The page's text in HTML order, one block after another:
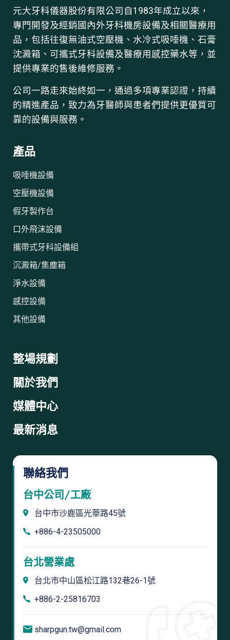
元大牙科儀器股份有限公司自1983年成立以來，
專門開發及經銷國內外牙科機房設備及相關醫療用
品，包括往復無油式空壓機、水冷式吸唾機、石膏
沈澱箱、可攜式牙科設備及醫療用感控藥水等，並
提供專業的售後維修服務。
公司一路走來始終如一，通過多項專業認證，持續
的精進產品，致力為牙醫師與患者們提供更優質可
靠的設備與服務。
產品
吸唾機設備
空壓機設備
假牙製作台
口外飛沫設備
攜帶式牙科設備組
沉澱箱/集塵箱
淨水設備
感控設備
其他設備
整場規劃
關於我們
媒體中心
最新消息
聯絡我們
台中公司/工廠
台中市沙鹿區光華路45號
+886-4-23505000
台北營業處
台北市中山區松江路132巷26-1號
+886-2-25816703
sharpgun.tw@gmail.com